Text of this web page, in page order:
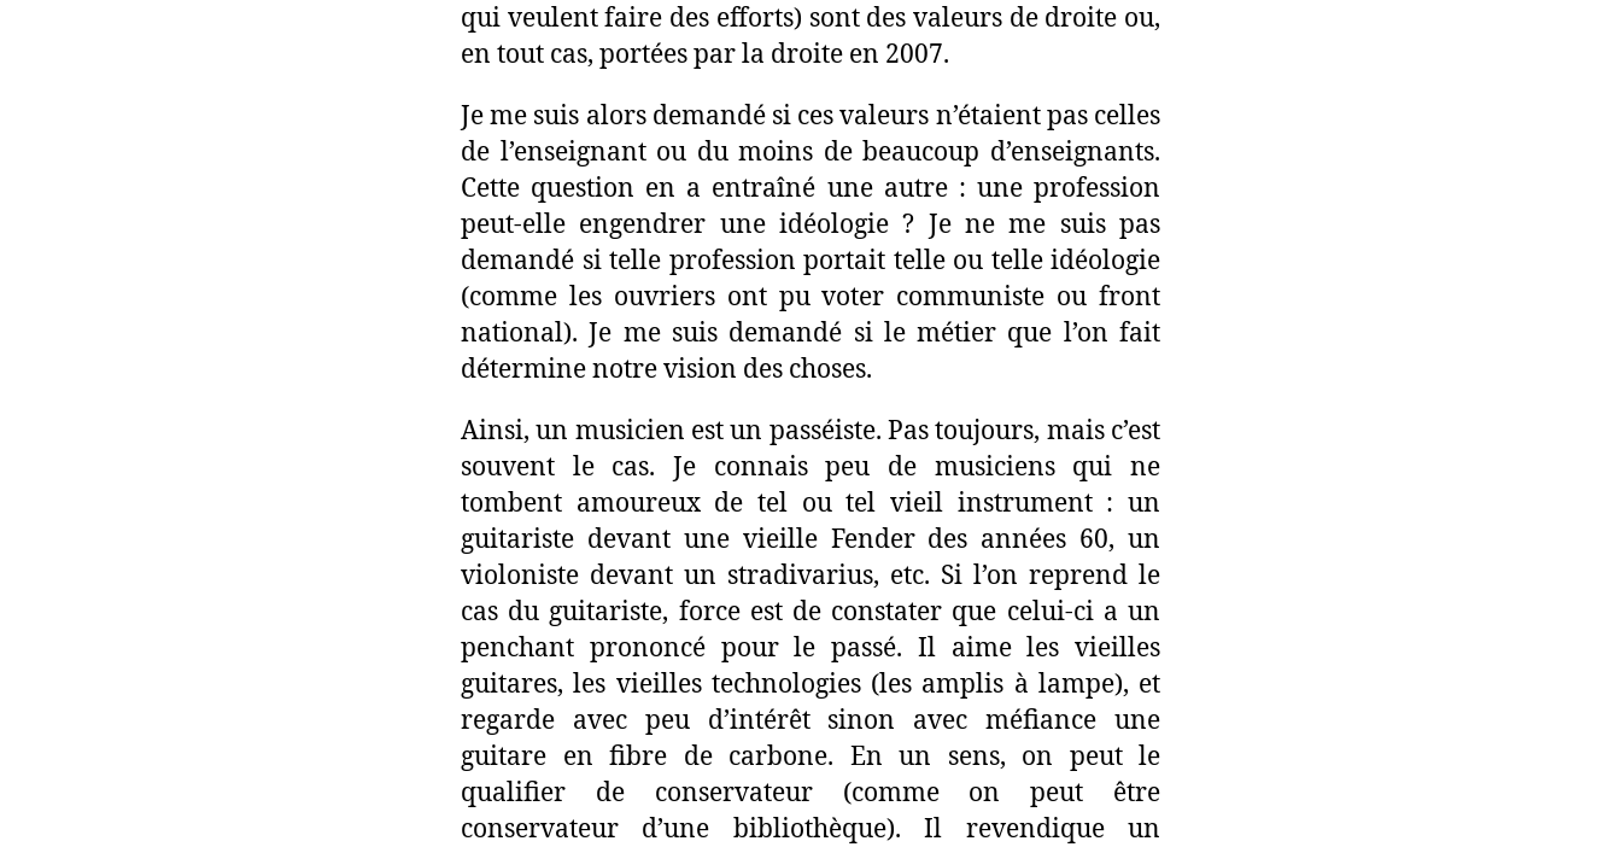
qui veulent faire des efforts) sont des valeurs de droite ou,
en tout cas, portées par la droite en 2007.
Je me suis alors demandé si ces valeurs n’étaient pas celles
de l’enseignant ou du moins de beaucoup d’enseignants.
Cette question en a entraîné une autre : une profession
peut-elle engendrer une idéologie ? Je ne me suis pas
demandé si telle profession portait telle ou telle idéologie
(comme les ouvriers ont pu voter communiste ou front
national). Je me suis demandé si le métier que l’on fait
détermine notre vision des choses.
Ainsi, un musicien est un passéiste. Pas toujours, mais c’est
souvent le cas. Je connais peu de musiciens qui ne
tombent amoureux de tel ou tel vieil instrument : un
guitariste devant une vieille Fender des années 60, un
violoniste devant un stradivarius, etc. Si l’on reprend le
cas du guitariste, force est de constater que celui-ci a un
penchant prononcé pour le passé. Il aime les vieilles
guitares, les vieilles technologies (les amplis à lampe), et
regarde avec peu d’intérêt sinon avec méfiance une
guitare en fibre de carbone. En un sens, on peut le
qualifier de conservateur (comme on peut être
conservateur d’une bibliothèque). Il revendique un